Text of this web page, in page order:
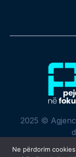
2025 ©
Ne përdorim